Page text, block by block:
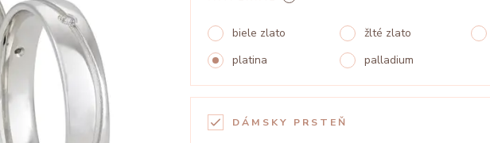
biele zlato žlté zlato
platina
palladium
DÁMSKY PRSTEŇ